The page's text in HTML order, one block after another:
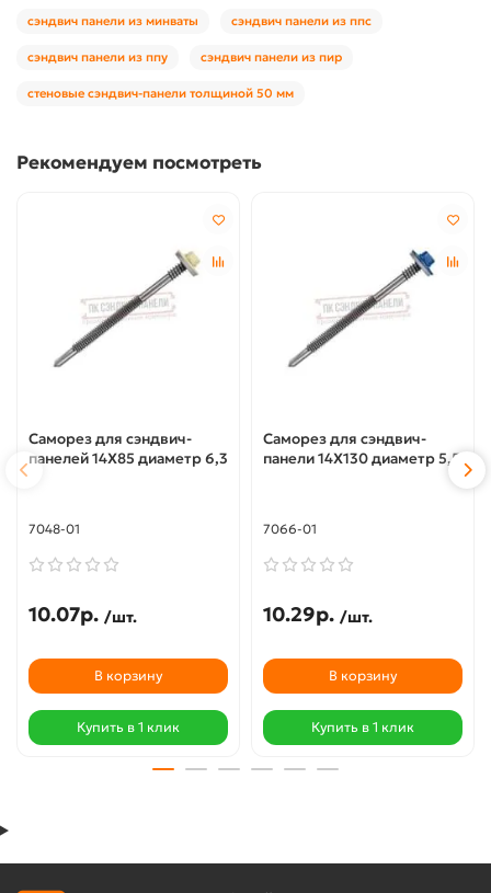
сэндвич панели из минваты сэндвич панели из ппс
сэндвич панели из ппу сэндвич панели из пир
стеновые сэндвич-панели толщиной 50 мм
Рекомендуем посмотреть
Саморез для сэндвич-
панелей 14X85 диаметр 6,3
7048-01
10.07р. /шт.
В корзину
Купить в 1 клик
Саморез для сэндвич-
панели 14X130 диаметр 5,5
7066-01
10.29р. /шт.
В корзину
Купить в 1 клик